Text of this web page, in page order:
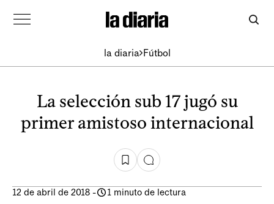
la diaria Fútbol
La selección sub 17 jugó su
primer amistoso internacional
12 de abril de 2018 - 1 minuto de lectura